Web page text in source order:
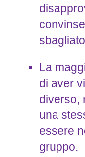
La
di aver
diverso,
una
essere
gruppo.